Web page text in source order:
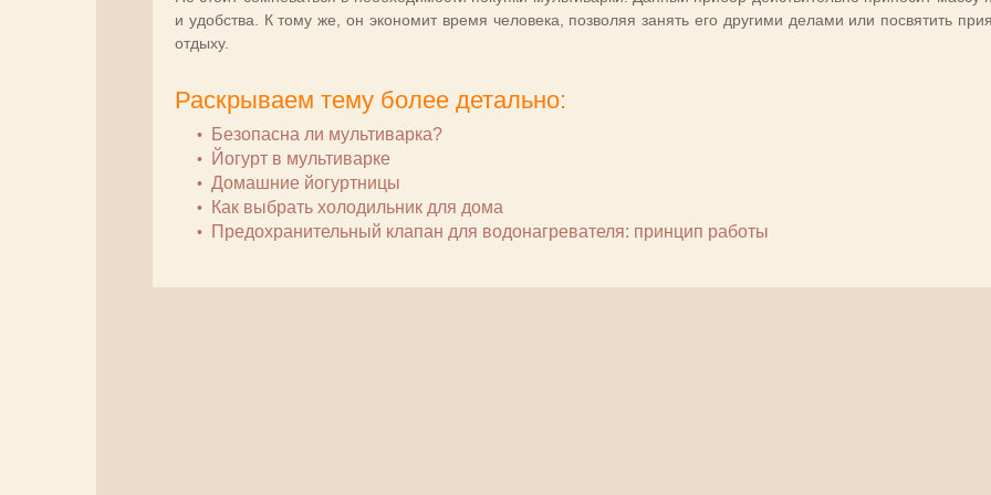
и удобства. К тому же, он экономит время человека, позволяя занять его другими делами или посвятить
отдыху.
Раскрываем тему более детально:
Безопасна ли мультиварка?
Йогурт в мультиварке
Домашние йогуртницы
Как выбрать холодильник для дома
Предохранительный клапан для водонагревателя: принцип работы